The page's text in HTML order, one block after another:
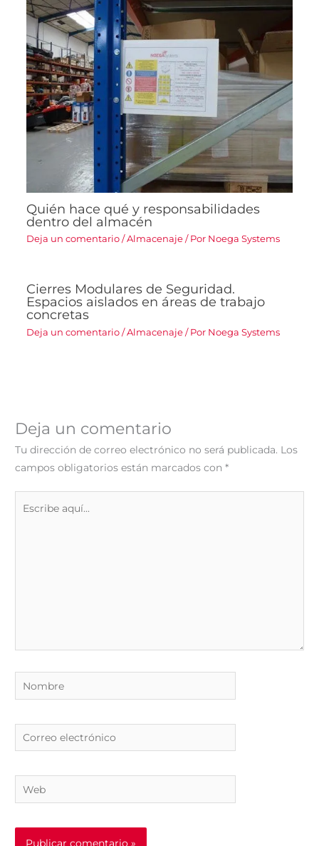
Quién hace qué y responsabilidades
dentro del almacén
Deja un comentario /Almacenaje/ Por Noega Systems
Cierres Modulares de Seguridad.
Espacios aislados en áreas de trabajo
concretas
Deja un comentario /Almacenaje/ Por Noega Systems
Deja un comentario
Tu dirección de correo electrónico no será publicada. Los
campos obligatorios están marcados con*
Nombre
Correo
electrónico
Web